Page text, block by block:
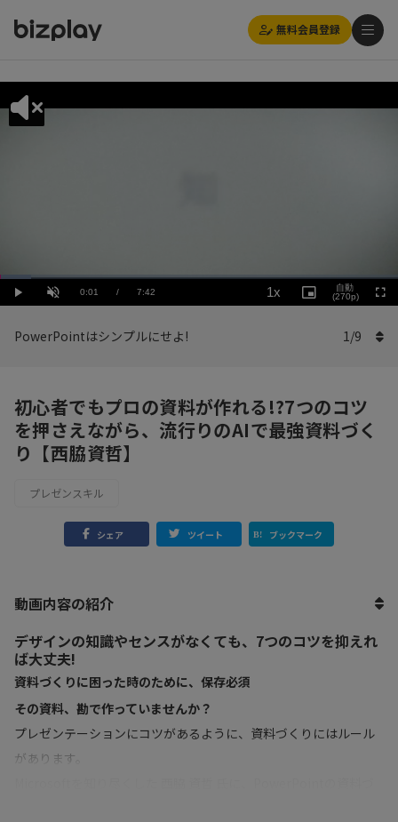
無料会員登録
Play UnmuteCurrent
0:01 / Duration
7:42
Loaded:
7.80%
1x
Rate
Picture-
in-
自動
(270p)
PowerPointはシンプルにせよ! 1/9
初心者でもプロの資料が作れる!?7つのコツ
を押さえながら、流行りのAIで最強資料づく
り【西脇資哲】
プレゼンスキル
シェア ツイート ブックマーク
動画内容の紹介
デザインの知識やセンスがなくても、7つのコツを抑えれ
ば大丈夫!
資料づくりに困った時のために、保存必須
その資料、勘で作っていませんか？
プレゼンテーションにコツがあるように、資料づくりにはルール
があります。